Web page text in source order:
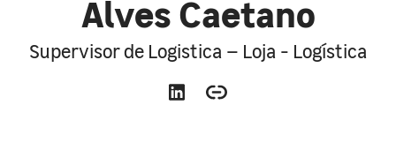
Alves Caetano
Supervisor de Logistica – Loja - Logística